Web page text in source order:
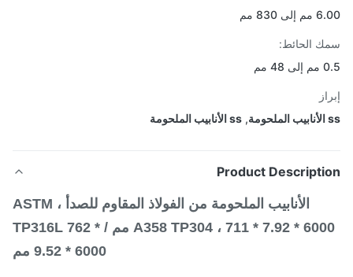
الحائط:
,ss الأنابيب الملحومة
Product
الأنابيب الملحومة من الفولاذ المقاوم للصدأ ، ASTM
A358 TP304 ، 711 * 7.92 * 6000 مم / TP316L 762 *
9.52 * 6000 مم